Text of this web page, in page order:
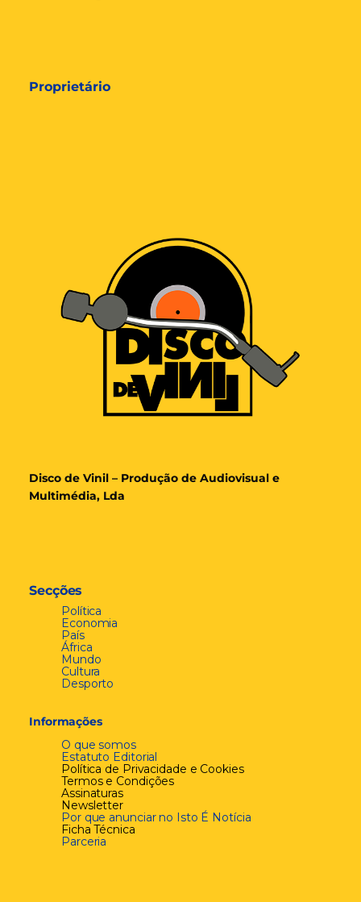
Proprietário
Disco de Vinil – Produção de Audiovisual e
Multimédia, Lda
Secções
Política
Economia
País
África
Mundo
Cultura
Desporto
Informações
O que somos
Estatuto Editorial
Política de Privacidade e Cookies
Termos e Condições
Assinaturas
Newsletter
Por que anunciar no Isto É Notícia
Ficha Técnica
Parceria